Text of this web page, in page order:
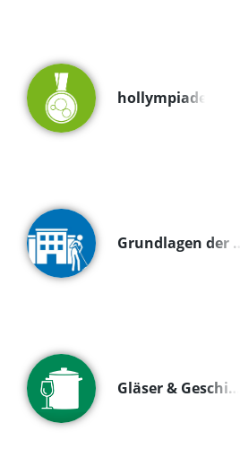
hollympiade
Grundlagen der …
Gläser & Geschi…